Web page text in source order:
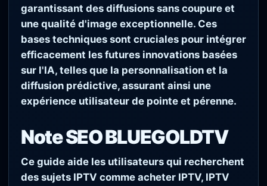
garantissant des diffusions sans coupure et
une qualité d'image exceptionnelle. Ces
bases techniques sont cruciales pour intégrer
efficacement les futures innovations basées
sur l'IA, telles que la personnalisation et la
diffusion prédictive, assurant ainsi une
expérience utilisateur de pointe et pérenne.
Note SEO BLUEGOLDTV
Ce guide aide les utilisateurs qui recherchent
des sujets IPTV comme acheter IPTV, IPTV